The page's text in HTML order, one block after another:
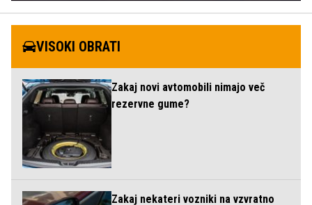
VISOKI OBRATI
Zakaj novi avtomobili nimajo več
rezervne gume?
Zakaj nekateri vozniki na vzvratno